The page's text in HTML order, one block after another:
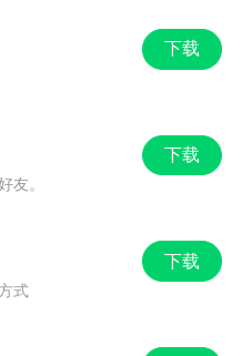
.
和性能优化, 一些错误
库.
再次点击弹窗, 操作更
会显示成已结算.
下载
下载
友。
下载
式